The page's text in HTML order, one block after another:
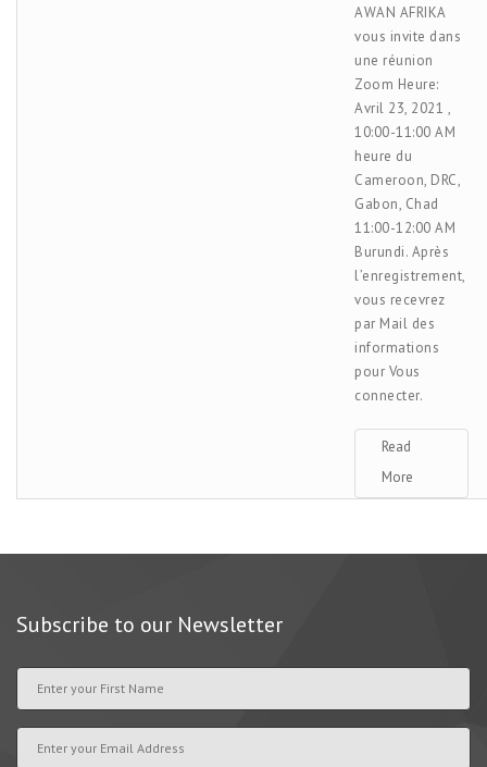
AWAN AFRIKA
vous invite dans
une réunion
Zoom Heure:
Avril 23, 2021 ,
10:00-11:00 AM
heure du
Cameroon, DRC,
Gabon, Chad
11:00-12:00 AM
Burundi. Après
l’enregistrement,
vous recevrez
par Mail des
informations
pour Vous
connecter.
Read
More
Subscribe to our Newsletter